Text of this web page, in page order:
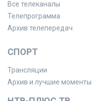
Все телеканалы
Телепрограмма
Архив телепередач
СПОРТ
Трансляции
Архив и лучшие моменты